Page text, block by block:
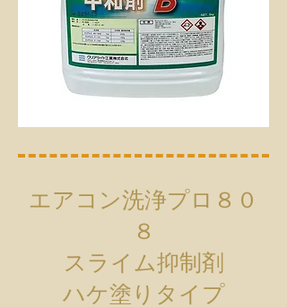
エアコ ン洗浄プロ８０
８
スライム抑制剤
ハケ塗りタイプ